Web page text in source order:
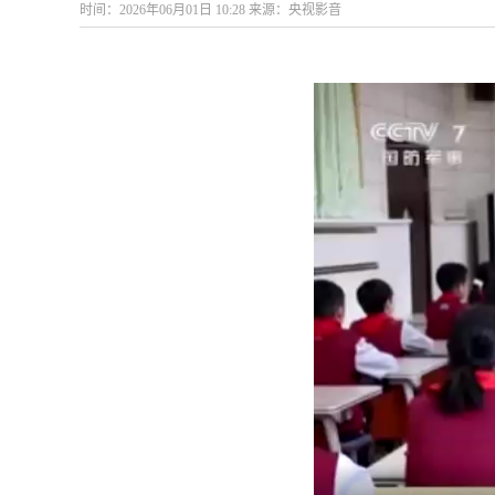
时间：2026年06月01日 10:28 来源：央视影音